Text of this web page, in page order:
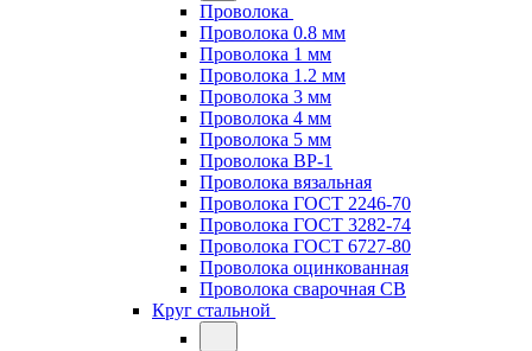
Проволока
Проволока 0.8 мм
Проволока 1 мм
Проволока 1.2 мм
Проволока 3 мм
Проволока 4 мм
Проволока 5 мм
Проволока ВР-1
Проволока вязальная
Проволока ГОСТ 2246-70
Проволока ГОСТ 3282-74
Проволока ГОСТ 6727-80
Проволока оцинкованная
Проволока сварочная СВ
Круг стальной